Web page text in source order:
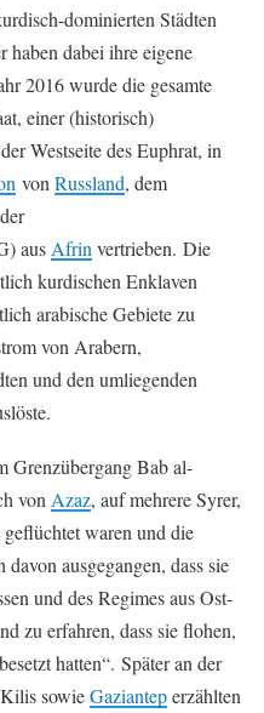
dominierten Städten
haben dabei ihre eigene
2016 wurde die gesamte
einer (historisch)
Westseite des Euphrat, in
von Russland, dem
aus Afrin vertrieben. Die
kurdischen Enklaven
arabische Gebiete zu
von Arabern,
und den umliegenden
Grenzübergang Bab al-
von Azaz, auf mehrere Syrer,
waren und die
ausgegangen, dass sie
und des Regimes aus Ost-
zu erfahren, dass sie flohen,
hatten“. Später an der
sowieGazianteperzählten